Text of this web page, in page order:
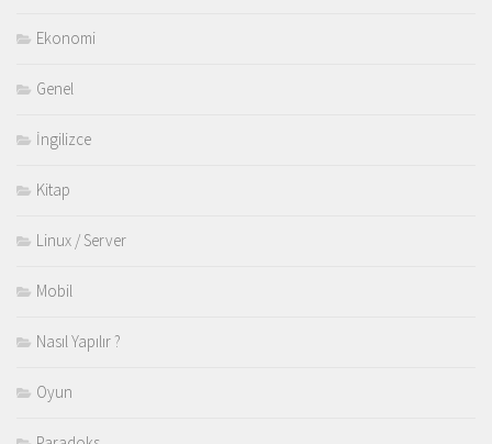
Ekonomi
Genel
İngilizce
Kitap
Linux / Server
Mobil
Nasıl Yapılır ?
Oyun